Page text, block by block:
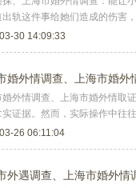
出轨这件事给她们造成的伤害
30 14:09:33
婚外情调查、上海市婚
婚外情调查、上海市婚外情取
实证据。然而，实际操作中往
26 06:11:04
外遇调查、上海市婚外